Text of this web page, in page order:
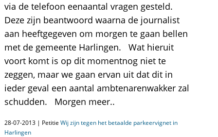
via de telefoon eenaantal vragen gesteld.
Deze zijn beantwoord waarna de journalist
aan heeftgegeven om morgen te gaan bellen
met de gemeente Harlingen. Wat hieruit
voort komt is op dit momentnog niet te
zeggen, maar we gaan ervan uit dat dit in
ieder geval een aantal ambtenarenwakker zal
schudden. Morgen meer..
28-07-2013 | Petitie Wij zijn tegen het betaalde parkeervignet in
Harlingen